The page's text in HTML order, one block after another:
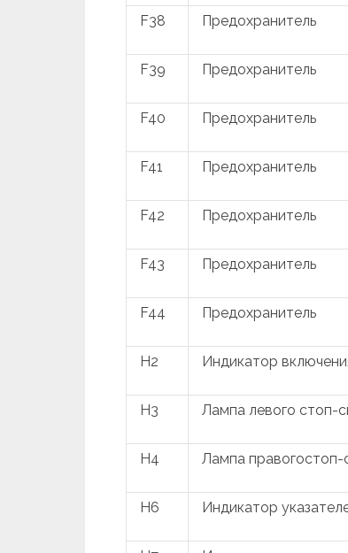
F38 Предохранитель
F39 Предохранитель
F40 Предохранитель
F41 Предохранитель
F42 Предохранитель
F43 Предохранитель
F44 Предохранитель
H2 Индикатор
H3 Лампа левого стоп-
H4 Лампа правогостоп-
H6 Индикатор